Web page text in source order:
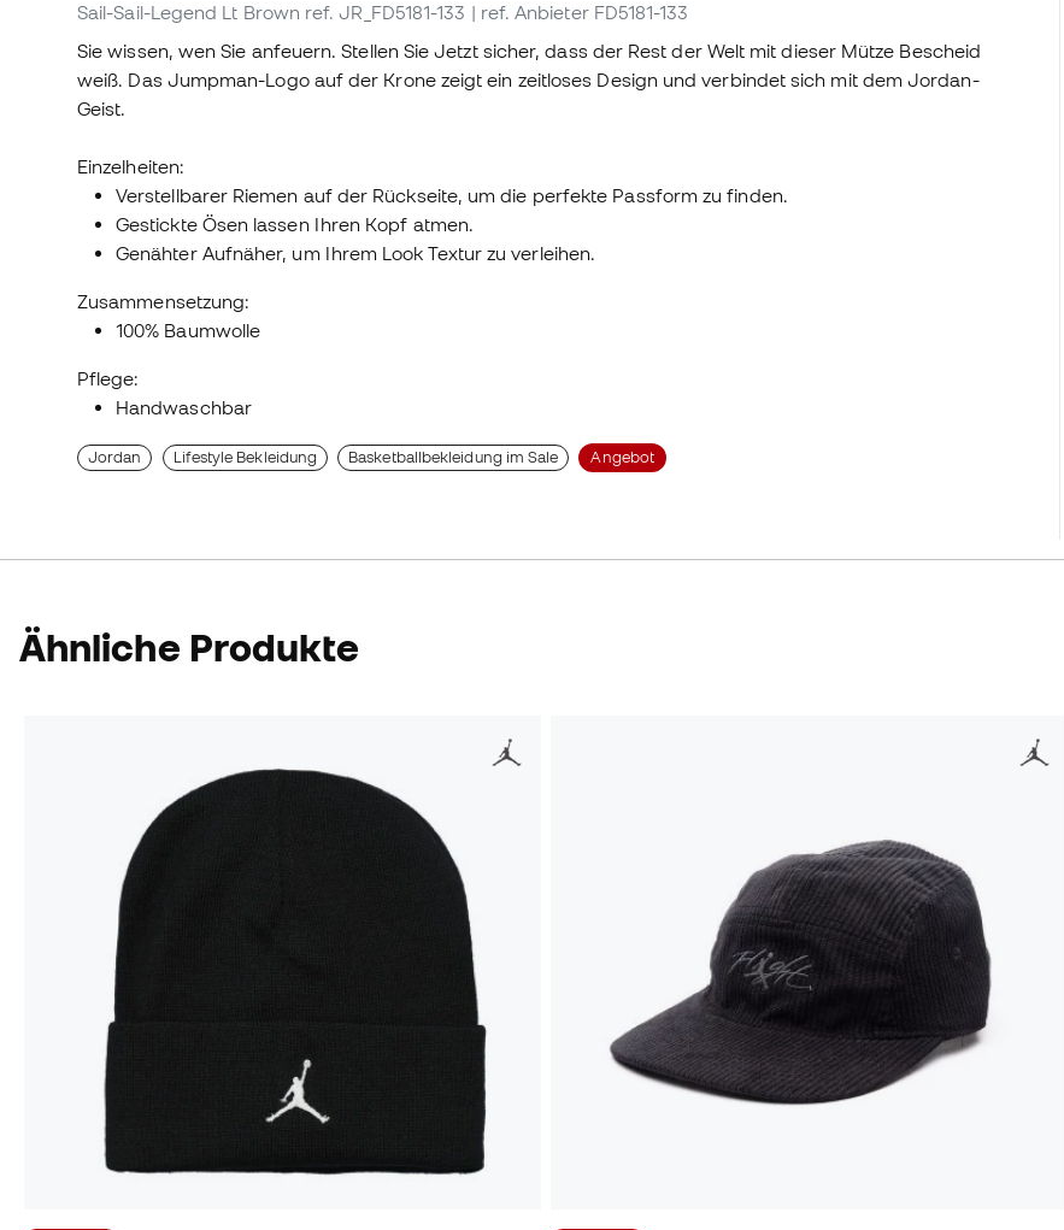
Sail-Sail-Legend Lt Brown ref. JR_FD5181-133 | ref. Anbieter FD5181-133
Sie wissen, wen Sie anfeuern. Stellen Sie Jetzt sicher, dass der Rest der Welt mit dieser Mütze Bescheid
weiß. Das Jumpman-Logo auf der Krone zeigt ein zeitloses Design und verbindet sich mit dem Jordan-
Geist.
Einzelheiten:
Verstellbarer Riemen auf der Rückseite, um die perfekte Passform zu finden.
Gestickte Ösen lassen Ihren Kopf atmen.
Genähter Aufnäher, um Ihrem Look Textur zu verleihen.
Zusammensetzung:
100% Baumwolle
Pflege:
Handwaschbar
Jordan Lifestyle Bekleidung Basketballbekleidung im Sale Angebot
Ähnliche Produkte